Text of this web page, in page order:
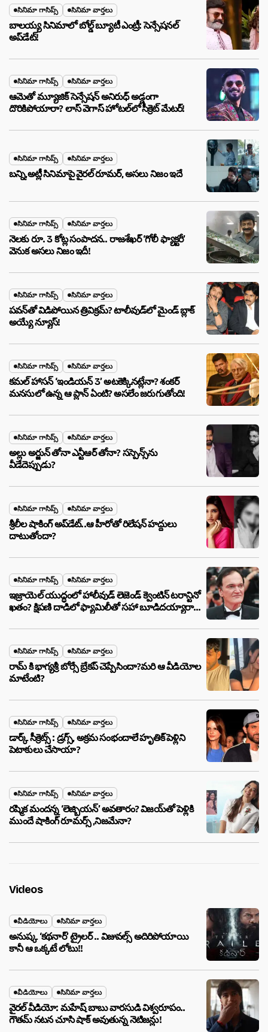
సినిమా గాసిప్స్ సినిమా వార్తలు
బాలయ్య సినిమాలో బోల్డ్ బ్యూటీ ఎంట్రీ: సెన్సేషనల్
అప్‌డేట్!
సినిమా గాసిప్స్ సినిమా వార్తలు
ఆమెతో మ్యూజిక్ సెన్సేషన్ అనిరుధ్ అడ్డంగా
దొరికిపోయారా? లాస్ వెగాస్ హోటల్‌లో సీక్రెట్ మేటర్!
సినిమా గాసిప్స్ సినిమా వార్తలు
బన్ని,అట్లీ సినిమాపై వైరల్ రూమర్, అసలు నిజం ఇదే
సినిమా గాసిప్స్ సినిమా వార్తలు
నెలకు రూ. 3 కోట్ల సంపాదన.. రాజశేఖర్ ‘గోలీ ఫ్యాక్టరీ’
వెనుక అసలు నిజం ఇదీ!
సినిమా గాసిప్స్ సినిమా వార్తలు
పవన్‌తో విడిపోయిన త్రివిక్రమ్? టాలీవుడ్‌లో మైండ్ బ్లాక్
అయ్యే న్యూస్!
సినిమా గాసిప్స్ సినిమా వార్తలు
కమల్ హాసన్ ‘ఇండియన్ 3’ అటకెక్కినట్లేనా? శంకర్
మనసులో ఉన్న ఆ ప్లాన్ ఏంటి? అసలేం జరుగుతోంది!
సినిమా గాసిప్స్ సినిమా వార్తలు
అల్లు అర్జున్ తోనా ఎన్టీఆర్ తోనా? సస్పెన్స్‌ను
వీడేదెప్పుడు?
సినిమా గాసిప్స్ సినిమా వార్తలు
శ్రీలీల షాకింగ్ అప్‌డేట్..ఆ హీరోతో రిలేషన్ హద్దులు
దాటుతోందా?
సినిమా గాసిప్స్ సినిమా వార్తలు
ఇజ్రాయెల్ యుద్ధంలో హాలీవుడ్ లెజెండ్ క్వెంటిన్ టరాన్టినో
ఖతం? క్షిపణి దాడిలో ఫ్యామిలీతో సహా బూడిదయ్యారా?
సినిమా గాసిప్స్ సినిమా వార్తలు
రామ్ కి భాగ్యశ్రీ బోర్సే బ్రేకప్ చెప్పేసిందా?మరి ఆ వీడియోల
మాటేంటి?
సినిమా గాసిప్స్ సినిమా వార్తలు
డార్క్ సీక్రెట్స్ : డ్రగ్స్, అక్రమ సంభందాలే హృతిక్ పెళ్లిని
పెటాకులు చేసాయా?
సినిమా గాసిప్స్ సినిమా వార్తలు
రష్మిక మందన్న ‘లెజ్బియన్’ అవతారం? విజయ్‌తో పెళ్లికి
ముందే షాకింగ్ రూమర్స్ ,నిజమేనా?
Videos
వీడియోలు సినిమా వార్తలు
అనుష్క ‘కథనార్’ ట్రైలర్ .. విజువల్స్ అదిరిపోయాయి
కానీ ఆ ఒక్కటే లోటు!!
వీడియోలు సినిమా వార్తలు
వైరల్ వీడియో: మహేష్ బాబు వారసుడి విశ్వరూపం..
గౌతమ్ నటన చూసి షాక్ అవుతున్న నెటిజన్లు!